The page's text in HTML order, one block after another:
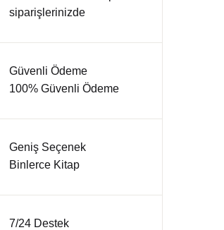
siparişlerinizde
Güvenli Ödeme
100% Güvenli Ödeme
Geniş Seçenek
Binlerce Kitap
7/24 Destek